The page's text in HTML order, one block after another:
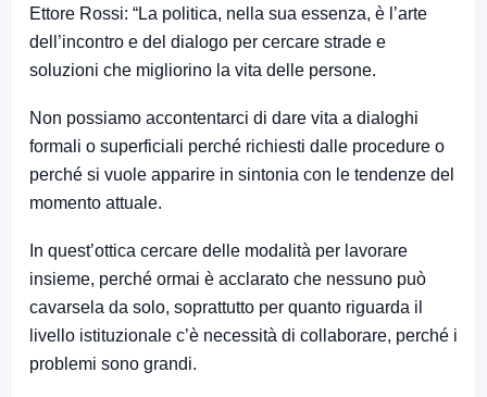
Ettore Rossi: “La politica, nella sua essenza, è l’arte
dell’incontro e del dialogo per cercare strade e
soluzioni che migliorino la vita delle persone.
Non possiamo accontentarci di dare vita a dialoghi
formali o superficiali perché richiesti dalle procedure o
perché si vuole apparire in sintonia con le tendenze del
momento attuale.
In quest’ottica cercare delle modalità per lavorare
insieme, perché ormai è acclarato che nessuno può
cavarsela da solo, soprattutto per quanto riguarda il
livello istituzionale c’è necessità di collaborare, perché i
problemi sono grandi.